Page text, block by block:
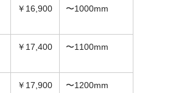
￥16,900 〜1000mm
￥17,400 〜1100mm
￥17,900 〜1200mm